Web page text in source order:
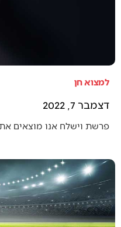
למצוא חן
דצמבר 7, 2022
פרשת וישלח אנו מוצאים